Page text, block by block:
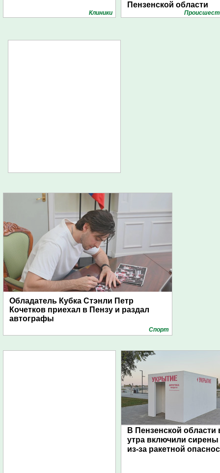
Клиники
Пензенской области
Обладатель Кубка Стэнли Петр
Кочетков приехал в Пензу и раздал
автографы
Спорт
В Пензенской области
утра включили сирены
из-за ракетной